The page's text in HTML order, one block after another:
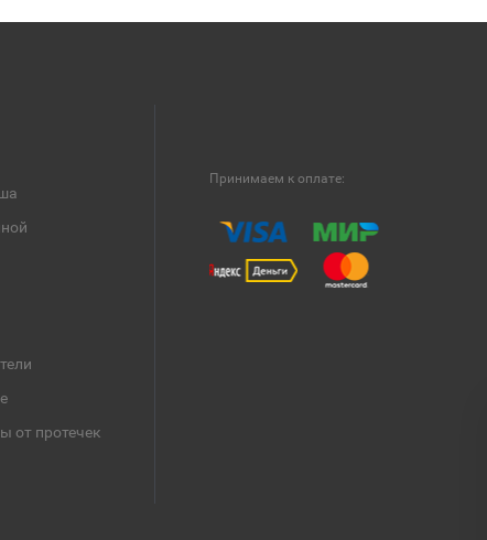
от протечек
Принимаем к оплате: